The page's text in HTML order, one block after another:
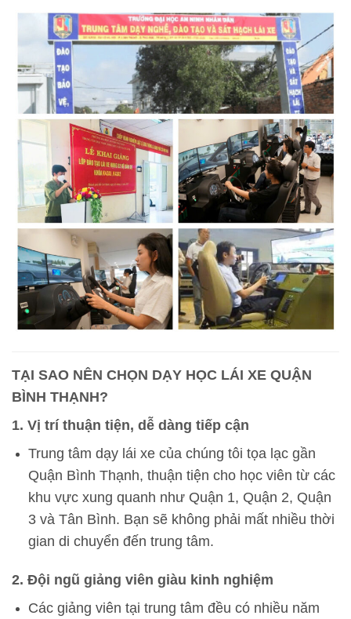
TẠI SAO NÊN CHỌN DẠY HỌC LÁI XE QUẬN
BÌNH THẠNH?
1. Vị trí thuận tiện, dễ dàng tiếp cận
Trung tâm dạy lái xe của chúng tôi tọa lạc gần
Quận Bình Thạnh, thuận tiện cho học viên từ các
khu vực xung quanh như Quận 1, Quận 2, Quận
3 và Tân Bình. Bạn sẽ không phải mất nhiều thời
gian di chuyển đến trung tâm.
2. Đội ngũ giảng viên giàu kinh nghiệm
Các giảng viên tại trung tâm đều có nhiều năm